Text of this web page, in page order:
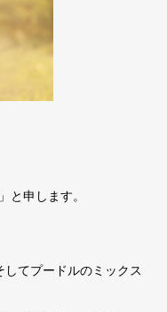
」と申します。
てプードルのミックス